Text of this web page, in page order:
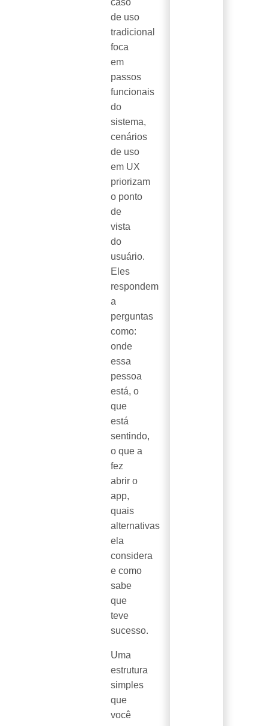
caso
de uso
tradicional
foca
em
passos
funcionais
do
sistema,
cenários
de uso
em UX
priorizam
o ponto
de
vista
do
usuário.
Eles
respondem
a
perguntas
como:
onde
essa
pessoa
está, o
que
está
sentindo,
o que a
fez
abrir o
app,
quais
alternativas
ela
considera
e como
sabe
que
teve
sucesso.
Uma
estrutura
simples
que
você